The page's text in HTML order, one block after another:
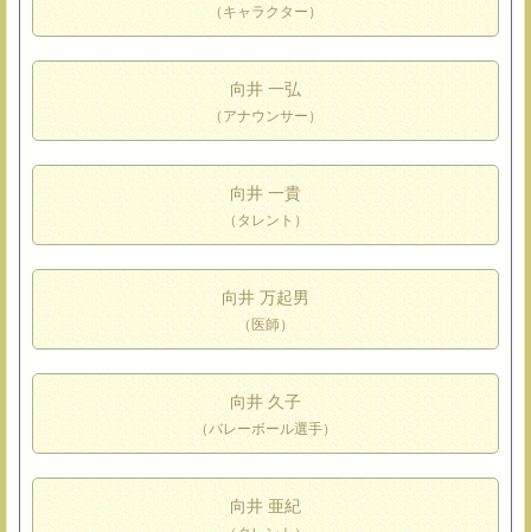
（キャラクター）
向井 一弘
（アナウンサー）
向井 一貴
（タレント）
向井 万起男
（医師）
向井 久子
（バレーボール選手）
向井 亜紀